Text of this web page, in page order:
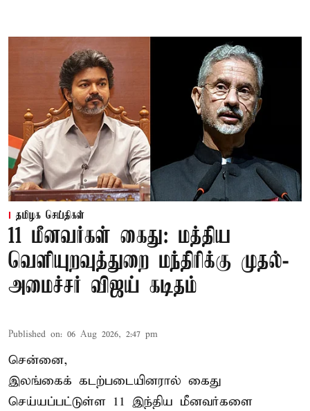
தமிழக செய்திகள்
11 மீனவர்கள் கைது: மத்திய
வெளியுறவுத்துறை மந்திரிக்கு முதல்-
அமைச்சர் விஜய் கடிதம்
Published on: 06 Aug 2026, 2:47 pm
சென்னை,
இலங்கைக் கடற்படையினரால் கைது
செய்யப்பட்டுள்ள 11 இந்திய மீனவர்களை